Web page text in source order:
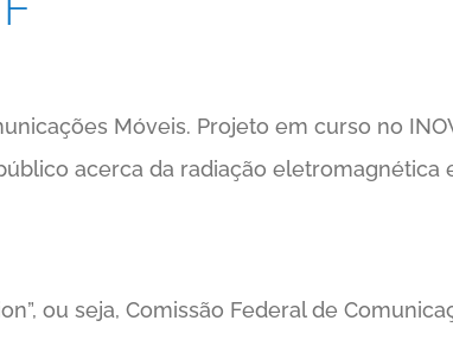
Móveis. Projeto em curso no
acerca da radiação eletromagnética
ou seja, Comissão Federal de